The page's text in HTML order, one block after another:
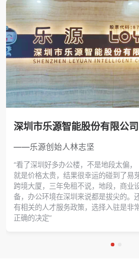
深圳市乐源智能股份有限公司
——乐源创始人林志坚
“看了深圳好多办公楼，不是地段太偏，
就是价格太贵，结果很幸运的碰到了易
跨境大厦，三年免租不说，地段，商业
备，办公环境在深圳来说都是拔尖的。
有相关的人才服务政策，选择入驻是非
正确的决定”